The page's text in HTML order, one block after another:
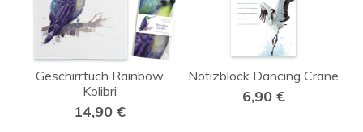
Geschirrtuch Rainbow
Kolibri
14,90 €
Notizblock Dancing Crane
6,90 €